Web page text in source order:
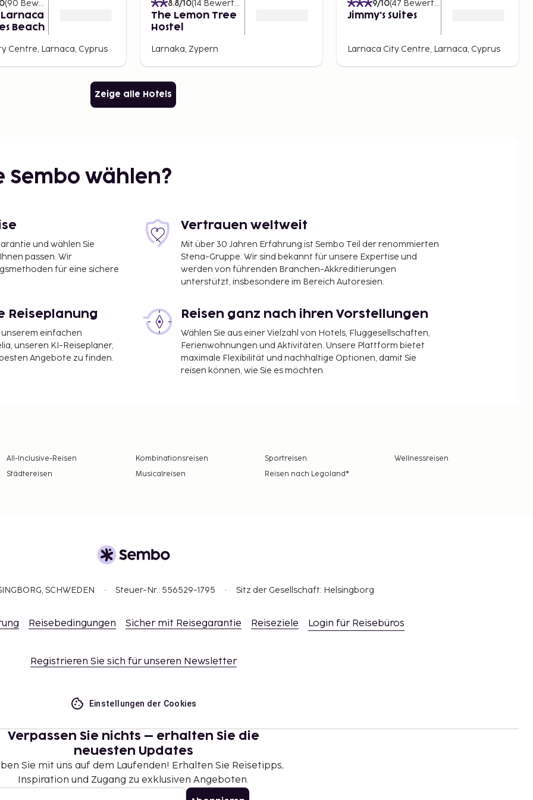
wo man auf
erfahren kann.
erkunden, eine der
liegt nur wenige
Erlebnis für
von Larnaka oder das
Minuten. Alternativ gibt
und der Innenstadt.
und Städte wie
für einen Besuch ist
und die
historischen
(90 Bewertungen
Beach
Centre, Larnaca, Cyprus
8.8/10(14 Bewertungen
The Lemon Tree
Hostel
Larnaka, Zypern
9/10(47 Bewertungen
Jimmy's Suites
Larnaca City Centre, Larnaca, Cyprus
Zeige alle Hotels
Sembo wählen?
und wählen Sie
passen. Wir
für eine sichere
Vertrauen weltweit
Mit über 30 Jahren Erfahrung ist Sembo Teil der renommierten
Stena-Gruppe. Wir sind bekannt für unsere Expertise und
werden von führenden Branchen-Akkreditierungen
unterstützt, insbesondere im Bereich Autoresien.
Reiseplanung
unserem einfachen
unseren KI-Reiseplaner,
Angebote zu finden.
Reisen ganz nach ihren Vorstellungen
Wählen Sie aus einer Vielzahl von Hotels, Fluggesellschaften,
Ferienwohnungen und Aktivitäten. Unsere Plattform bietet
maximale Flexibilität und nachhaltige Optionen, damit Sie
reisen können, wie Sie es möchten.
All-Inclusive-Reisen Kombinationsreisen Sportreisen
Wellnessreisen
Städtereisen Musicalreisen Reisen nach Legoland®
SCHWEDEN Steuer-Nr.: 556529-1795 Sitz der Gesellschaft: Helsingborg
Reisebedingungen Sicher mit Reisegarantie Reiseziele Login für Reisebüros
Registrieren Sie sich für unseren Newsletter
Einstellungen der Cookies
Verpassen Sie nichts – erhalten Sie die
neuesten Updates
Sie mit uns auf dem Laufenden! Erhalten Sie Reisetipps,
Inspiration und Zugang zu exklusiven Angeboten.